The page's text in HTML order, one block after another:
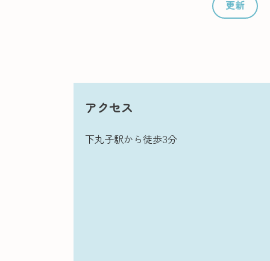
更新
アクセス
下丸子駅から徒歩3分